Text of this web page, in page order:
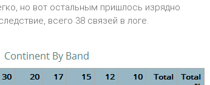
но вот остальным пришлось изрядно
всего 38 связей в логе.